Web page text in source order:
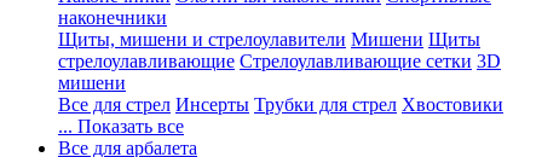
наконечники
Щиты, мишени и стрелоулавители Мишени Щиты
стрелоулавливающие Стрелоулавливающие сетки 3D
мишени
Все для стрел Инсерты Трубки для стрел Хвостовики
... Показать все
Все для арбалета